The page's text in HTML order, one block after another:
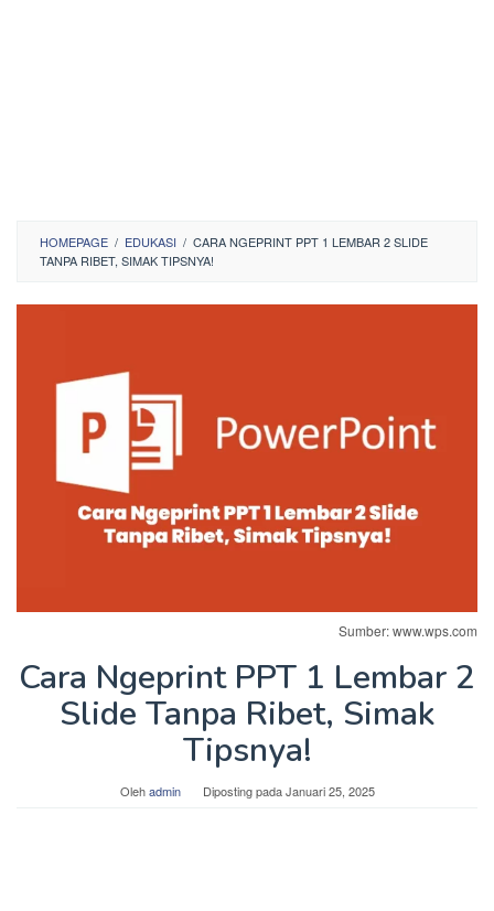
HOMEPAGE / EDUKASI / CARA NGEPRINT PPT 1 LEMBAR 2 SLIDE
TANPA RIBET, SIMAK TIPSNYA!
Sumber: www.wps.com
Cara Ngeprint PPT 1 Lembar 2
Slide Tanpa Ribet, Simak
Tipsnya!
Olehadmin Diposting padaJanuari 25, 2025